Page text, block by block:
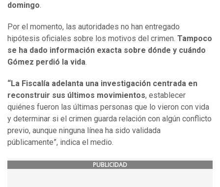
domingo.
Por el momento, las autoridades no han entregado
hipótesis oficiales sobre los motivos del crimen. Tampoco
se ha dado información exacta sobre dónde y cuándo
Gómez perdió la vida.
“La Fiscalía adelanta una investigación centrada en
reconstruir sus últimos movimientos, establecer
quiénes fueron las últimas personas que lo vieron con vida
y determinar si el crimen guarda relación con algún conflicto
previo, aunque ninguna línea ha sido validada
públicamente”, indica el medio.
PUBLICIDAD